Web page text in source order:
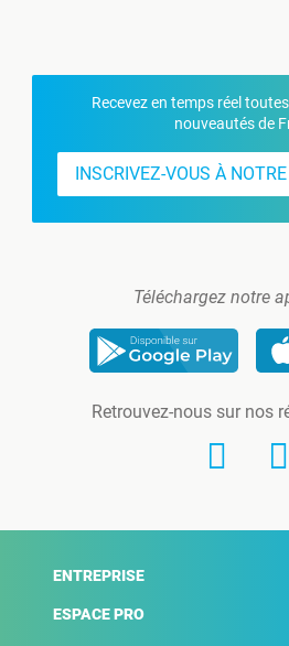
Recevez en temps réel
nouveautés de
INSCRIVEZ-VOUS À
Téléchargez notre
Retrouvez-nous sur nos
ENTREPRISE
ESPACE PRO